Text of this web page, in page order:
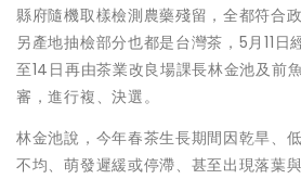
縣府隨機取樣檢測農藥殘留，全都符合
另產地抽檢部分也都是台灣茶，5月11日
至14日再由茶業改良場課長林金池及前
審，進行複、決選。
林金池說，今年春茶生長期間因乾旱、
不均、萌發遲緩或停滯、甚至出現落葉